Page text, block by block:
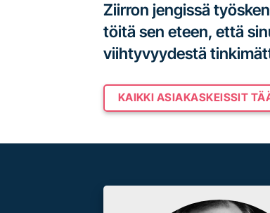
Ziirron jengissä
töitä sen eteen, että
viihtyvyydestä
KAIKKI ASIAKASKEISSIT